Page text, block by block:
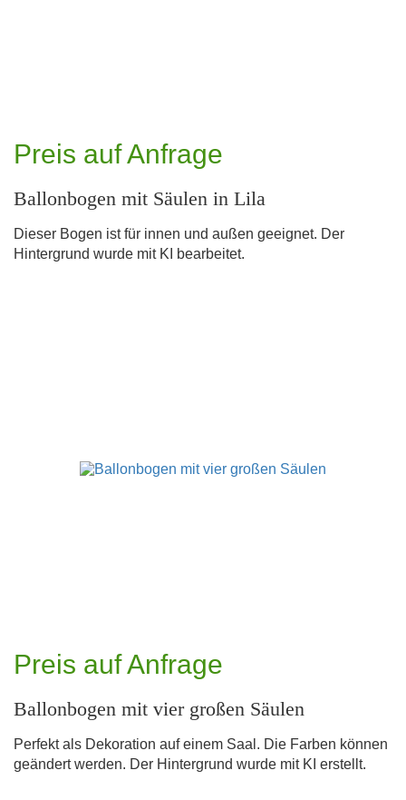
Preis auf Anfrage
Ballonbogen mit Säulen in Lila
Dieser Bogen ist für innen und außen geeignet. Der
Hintergrund wurde mit KI bearbeitet.
Preis auf Anfrage
Ballonbogen mit vier großen Säulen
Perfekt als Dekoration auf einem Saal. Die Farben können
geändert werden. Der Hintergrund wurde mit KI erstellt.